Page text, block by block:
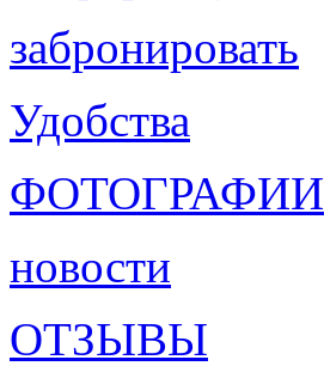
забронировать
Удобства
ФОТОГРАФИИ
новости
ОТЗЫВЫ